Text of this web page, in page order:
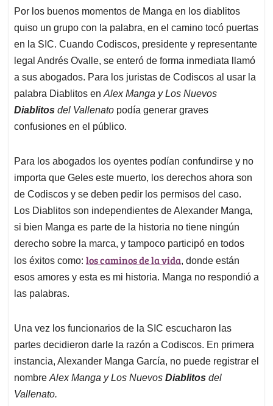
Por los buenos momentos de Manga en los diablitos
quiso un grupo con la palabra, en el camino tocó puertas
en la SIC. Cuando Codiscos, presidente y representante
legal Andrés Ovalle, se enteró de forma inmediata llamó
a sus abogados. Para los juristas de Codiscos al usar la
palabra Diablitos en Alex Manga y Los Nuevos
Diablitos del Vallenato podía generar graves
confusiones en el público.
Para los abogados los oyentes podían confundirse y no
importa que Geles este muerto, los derechos ahora son
de Codiscos y se deben pedir los permisos del caso.
Los Diablitos son independientes de Alexander Manga,
si bien Manga es parte de la historia no tiene ningún
derecho sobre la marca, y tampoco participó en todos
los éxitos como: los caminos de la vida, donde están
esos amores y esta es mi historia. Manga no respondió a
las palabras.
Una vez los funcionarios de la SIC escucharon las
partes decidieron darle la razón a Codiscos. En primera
instancia, Alexander Manga García, no puede registrar el
nombre Alex Manga y Los Nuevos Diablitos del
Vallenato.